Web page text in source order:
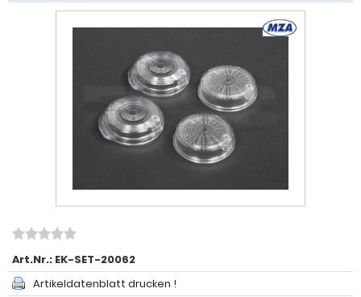
Art.Nr.: EK-SET-20062
Artikeldatenblatt drucken !